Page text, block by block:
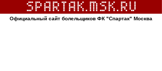
Официальный сайт болельщиков ФК "Спартак" Москва